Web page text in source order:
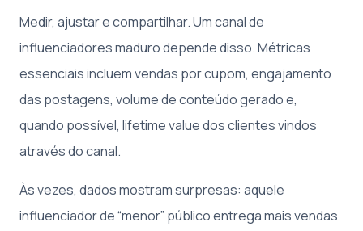
Medir, ajustar e compartilhar. Um canal de
influenciadores maduro depende disso. Métricas
essenciais incluem vendas por cupom, engajamento
das postagens, volume de conteúdo gerado e,
quando possível, lifetime value dos clientes vindos
através do canal.
Às vezes, dados mostram surpresas: aquele
influenciador de “menor” público entrega mais vendas